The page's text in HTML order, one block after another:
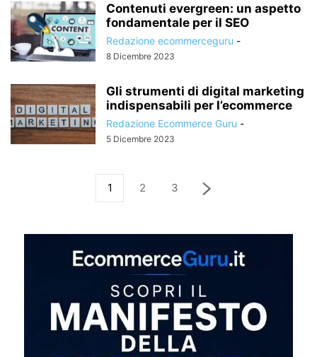
Contenuti evergreen: un aspetto
fondamentale per il SEO
Redazione ecommerceguru -
8 Dicembre 2023
Gli strumenti di digital marketing
indispensabili per l’ecommerce
Redazione Ecommerce Guru -
5 Dicembre 2023
1 2 3